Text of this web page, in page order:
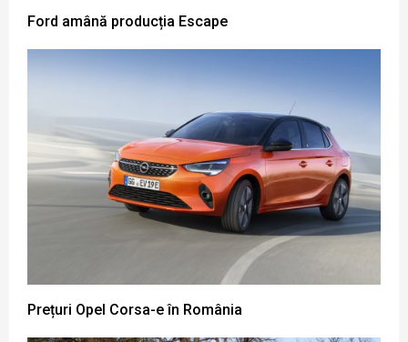
Ford amână producția Escape
Prețuri Opel Corsa-e în România